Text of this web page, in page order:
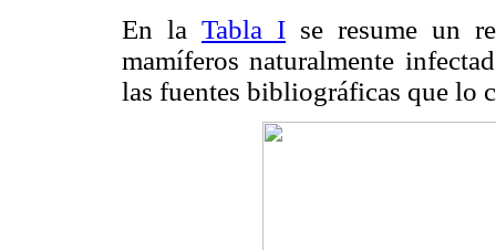
En la Tabla I se resume un
mamíferos naturalmente
las fuentes bibliográficas que lo